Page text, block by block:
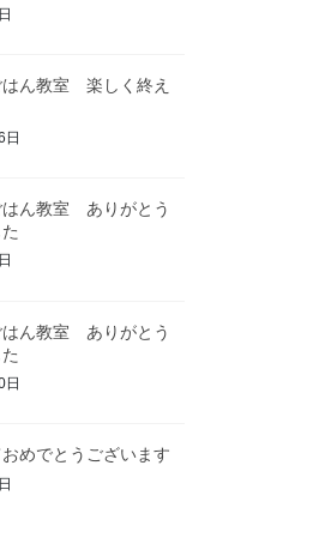
ん教室 楽しく終え
日
はん教室 ありがとう
はん教室 ありがとう
日
めでとうございます